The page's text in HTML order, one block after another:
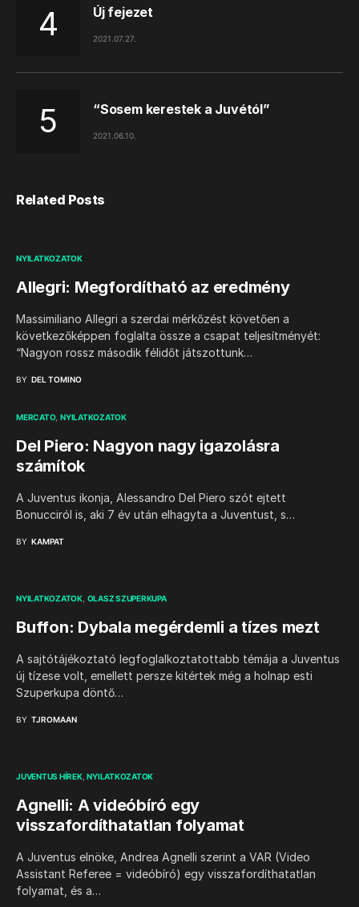
Új fejezet
2021.07.27.
“Sosem kerestek a Juvétól”
2021.06.10.
Related Posts
NYILATKOZATOK
Allegri: Megfordítható az eredmény
Massimiliano Allegri a szerdai mérkőzést követően a
következőképpen foglalta össze a csapat teljesítményét:
“Nagyon rossz második félidőt játszottunk…
BY DEL TOMINO
MERCATO NYILATKOZATOK
Del Piero: Nagyon nagy igazolásra
számítok
A Juventus ikonja, Alessandro Del Piero szót ejtett
Bonucciról is, aki 7 év után elhagyta a Juventust, s…
BY KAMPAT
NYILATKOZATOK OLASZ SZUPERKUPA
Buffon: Dybala megérdemli a tízes mezt
A sajtótájékoztató legfoglalkoztatottabb témája a Juventus
új tízese volt, emellett persze kitértek még a holnap esti
Szuperkupa döntő…
BY TJROMAAN
JUVENTUS HÍREK NYILATKOZATOK
Agnelli: A videóbíró egy
visszafordíthatatlan folyamat
A Juventus elnöke, Andrea Agnelli szerint a VAR (Video
Assistant Referee = videóbíró) egy visszafordíthatatlan
folyamat, és a…